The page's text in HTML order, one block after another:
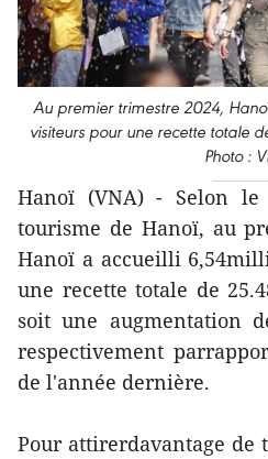
Au premier trimestre 2024,
visiteurs pour une recette totale
Photo :
Hanoï (VNA) - Selon le
tourisme de Hanoï, au
Hanoï a accueilli
une recette totale de
soit une augmentation
respectivement
de l'année dernière.
Pour attirerdavantage de